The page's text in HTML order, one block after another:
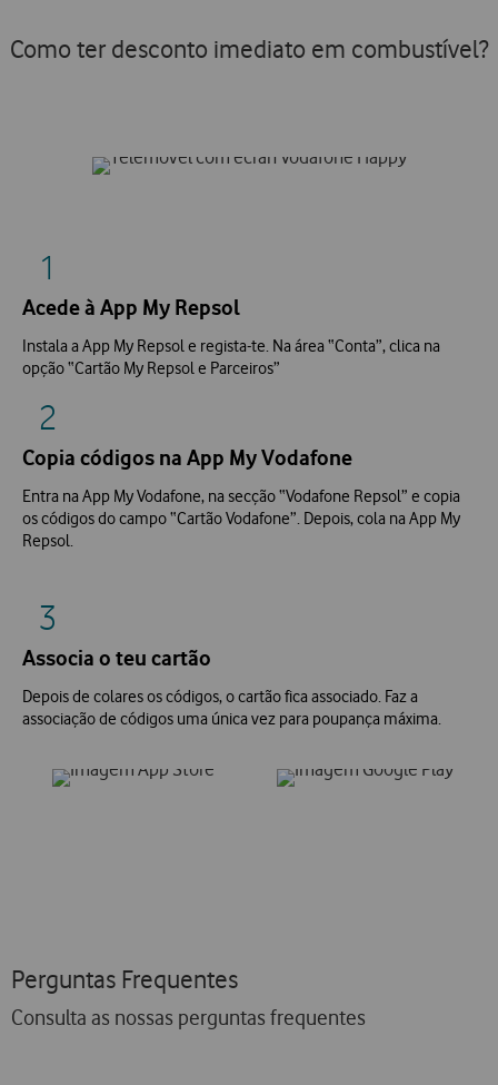
Como ter desconto imediato em combustível?
1
Acede à App My Repsol
Instala a App My Repsol e regista-te. Na área “Conta”, clica na
opção “Cartão My Repsol e Parceiros”
2
Copia códigos na App My Vodafone
Entra na App My Vodafone, na secção “Vodafone Repsol” e copia
os códigos do campo “Cartão Vodafone”. Depois, cola na App My
Repsol.
3
Associa o teu cartão
Depois de colares os códigos, o cartão fica associado. Faz a
associação de códigos uma única vez para poupança máxima.
Perguntas Frequentes
Consulta as nossas perguntas frequentes